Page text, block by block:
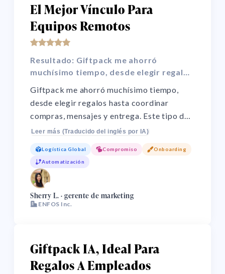
El Mejor Vínculo Para
Equipos Remotos
Resultado: Giftpack me ahorró
muchísimo tiempo, desde elegir regalos
entrega.
Giftpack me ahorró muchísimo tiempo,
desde elegir regalos hasta coordinar
compras, mensajes y entrega. Este tipo de
tarea no encaja bien en la rutina laboral.
logros y fechas clave en persona es difícil.
Giftpack me ayuda a mantener el
compromiso con un servicio único.
Leer más (Traducido del inglés por IA)
Logística Global Compromiso Onboarding
Automatización
🌏
Sherry L. · gerente de marketing
ENFOS Inc.
Giftpack IA, Ideal Para
Regalos A Empleados